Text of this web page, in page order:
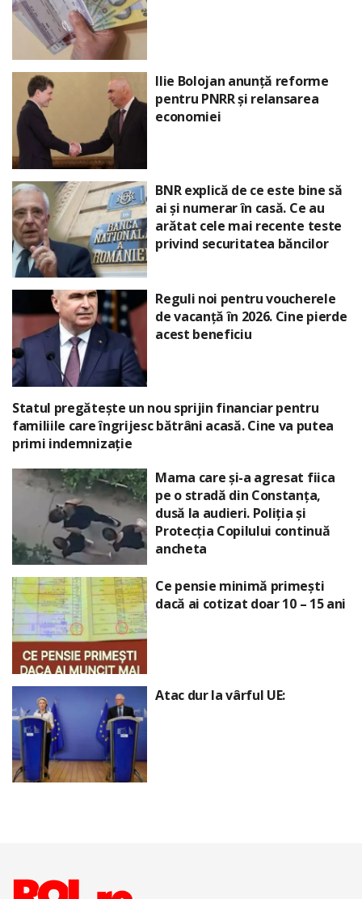
Ilie Bolojan anunță reforme
pentru PNRR și relansarea
economiei
BNR explică de ce este bine să
ai și numerar în casă. Ce au
arătat cele mai recente teste
privind securitatea băncilor
Reguli noi pentru voucherele
de vacanță în 2026. Cine pierde
acest beneficiu
Statul pregătește un nou sprijin financiar pentru
familiile care îngrijesc bătrâni acasă. Cine va putea
primi indemnizație
Mama care și-a agresat fiica
pe o stradă din Constanța,
dusă la audieri. Poliția și
Protecția Copilului continuă
ancheta
Ce pensie minimă primești
dacă ai cotizat doar 10 – 15 ani
Atac dur la vârful UE: